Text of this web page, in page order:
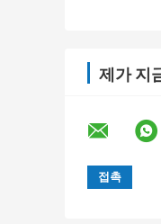
제가 지